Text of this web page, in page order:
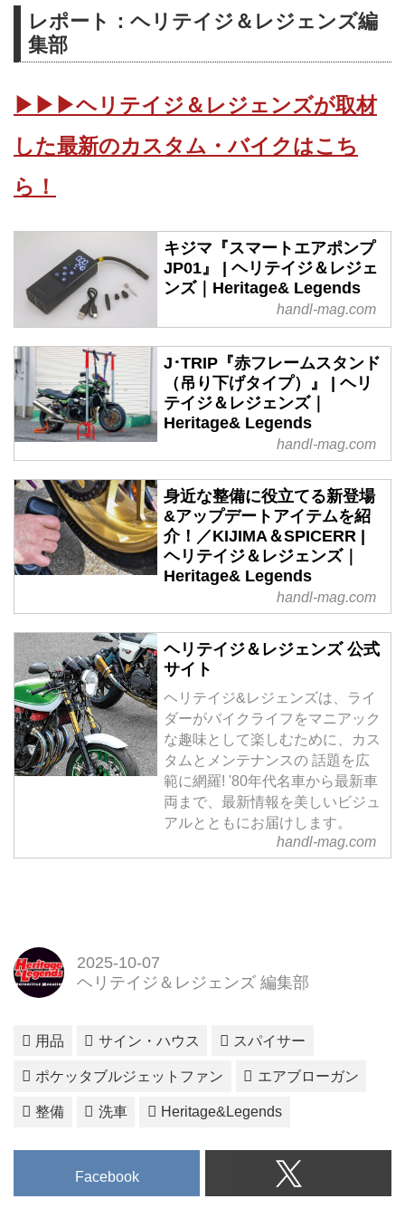
レポート：ヘリテイジ＆レジェンズ編
集部
▶▶▶ヘリテイジ＆レジェンズが取材
した最新のカスタム・バイクはこち
ら！
キジマ『スマートエアポンプ
JP01』 | ヘリテイジ＆レジェ
ンズ｜Heritage& Legends
handl-mag.com
J･TRIP『赤フレームスタンド
（吊り下げタイプ）』 | ヘリ
テイジ＆レジェンズ｜
Heritage& Legends
handl-mag.com
身近な整備に役立てる新登場
&アップデートアイテムを紹
介！／KIJIMA＆SPICERR |
ヘリテイジ＆レジェンズ｜
Heritage& Legends
handl-mag.com
ヘリテイジ＆レジェンズ 公式
サイト
ヘリテイジ&レジェンズは、ライ
ダーがバイクライフをマニアック
な趣味として楽しむために、カス
タムとメンテナンスの 話題を広
範に網羅! '80年代名車から最新車
両まで、最新情報を美しいビジュ
アルとともにお届けします。
handl-mag.com
2025-10-07
ヘリテイジ＆レジェンズ 編集部
用品 サイン・ハウス スパイサー
ポケッタブルジェットファン エアブローガン
整備 洗車 Heritage&Legends
Facebook